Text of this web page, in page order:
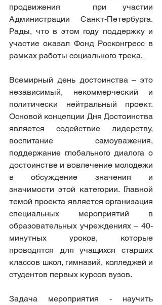
продвижения  при участии
Администрации Санкт-Петербурга.
Рады, что в этом году поддержку и
участие оказал Фонд Росконгресс в
рамках работы социального трека.
Всемирный день достоинства – это
независимый, некоммерческий и
политически нейтральный проект.
Основой концепции Дня Достоинства
является содействие лидерству,
воспитание самоуважения,
поддержание глобального диалога о
достоинстве и вовлечение молодежи
в обсуждение значения и
значимости этой категории. Главной
темой проекта является организация
специальных мероприятий в
образовательных учреждениях – 40-
минутных уроков, которые
проводятся для учащихся старших
классов школ, гимназий, колледжей и
студентов первых курсов вузов.
Задача мероприятия - научить